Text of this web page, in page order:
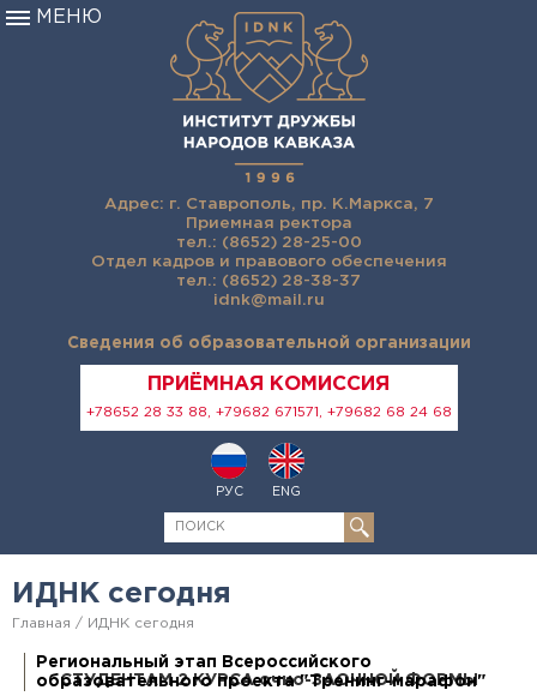
Адрес: г. Ставрополь, пр. К.Маркса, 7
Приемная ректора
тел.: (8652) 28-25-00
Отдел кадров и правового обеспечения
тел.: (8652) 28-38-37
idnk@mail.ru
Сведения об образовательной организации
ПРИЁМНАЯ КОМИССИЯ
+78652 28 33 88, +79682 671571, +79682 68 24 68
РУС ENG
МЕНЮ
ИДНК сегодня
Главная ИДНК сегодня
Региональный этап Всероссийского
образовательного проекта "Тренинг-марафон"
СТУДЕНТАМ 2 КУРСА очно-ЗАОЧНОЙ ФОРМЫ